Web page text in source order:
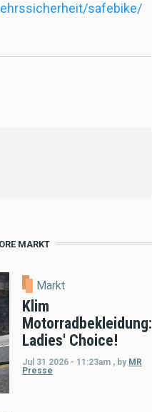
safebike/
MARKT
Markt
Klim
Motorradbekleidung:
Ladies' Choice!
Jul 31 2026 - 11:23am , by MR
Presse